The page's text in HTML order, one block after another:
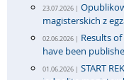
23.07.2026 |
magisterskich z
02.06.2026 | Results
have been
01.06.2026 | START